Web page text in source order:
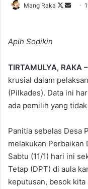
Mang Raka
Follow
Send
Apih Sodikin
TIRTAMULYA, RAKA –
krusial dalam
(Pilkades). Data ini
ada pemilih yang
Panitia sebelas Desa
melakukan Perbaikan
Sabtu (11/1) hari ini
Tetap (DPT) di aula
keputusan, besok kita